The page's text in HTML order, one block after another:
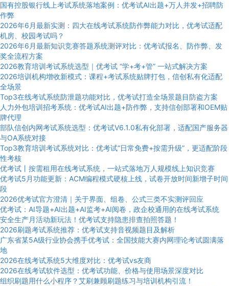
国有控股银行线上考试系统落地案例：优考试AI出题+万人并发+招聘防
作弊
2026年6月最新实测：四大在线考试系统防作弊能力对比，优考试适配
机房、校园考试吗？
2026年6月最新知识竞赛答题系统测评对比：优考试报名、防作弊、发
奖全流程方案
2026教育培训考试系统选型｜优考试 “学+考+管” 一站式解决方案
2026培训机构增收新模式：课程+考试系统贴牌打包，信创私有化适配
全场景
Top3在线考试系统防泄题功能对比，优考试打造全场景题目防盗方案
人力外包培训招考系统：优考试AI出题+防作弊，支持信创部署和OEM贴
牌代理
部队信创内网考试系统选型：优考试V6.1.0私有化部署，适配国产服务器
与OA系统对接
Top3教育培训考试系统对比：优考试“日常免费+按需升级”，更适配阶段
性考核
优考试丨按需租用在线考试系统，一站式落地万人规模线上知识竞赛
优考试5月功能更新：ACM编程模式硬核上线，试卷开放时间新增子时间
段
2026优考试官方澄清｜关于界面、组卷、公式三类不实测评回应
优考试：AI导题+AI出题+AI监考+AI阅卷，政企校通用的在线考试系统
安全生产月活动新玩法！优考试支持隐患排查拍照答题！
2026刷题考试系统推荐：优考试支持音视频题目及解析
广东省某5A级行业协会携手优考试：全国技能大赛内网理论考试圆满落
地
2026在线考试系统5大维度对比：优考试vs友商
2026在线考试软件选型：优考试功能、价格与使用场景深度对比
组织刷题用什么小程序？艾刷兼顾刷题练习与培训机构引流！